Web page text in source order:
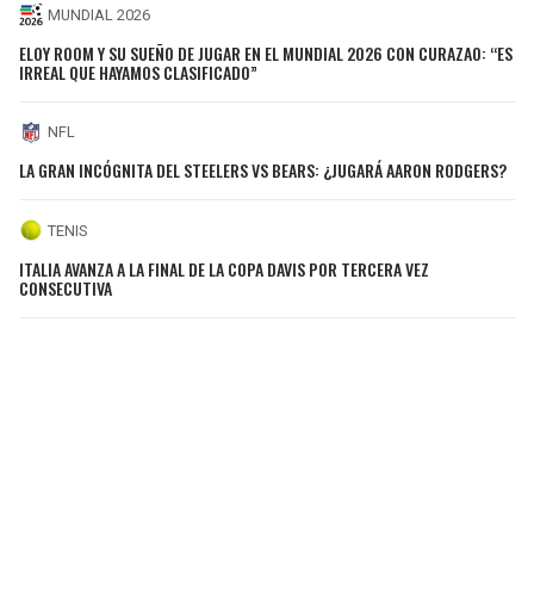
MUNDIAL 2026
ELOY ROOM Y SU SUEÑO DE JUGAR EN EL MUNDIAL 2026 CON CURAZAO: “ES
IRREAL QUE HAYAMOS CLASIFICADO”
NFL
LA GRAN INCÓGNITA DEL STEELERS VS BEARS: ¿JUGARÁ AARON RODGERS?
TENIS
ITALIA AVANZA A LA FINAL DE LA COPA DAVIS POR TERCERA VEZ
CONSECUTIVA